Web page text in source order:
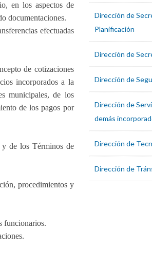
en los aspectos de
documentaciones.
efectuadas
de cotizaciones
incorporados a la
municipales, de los
de los pagos por
de los Términos de
procedimientos y
funcionarios.
Dirección de
Planificación
Dirección de
Dirección de
Dirección de
demás
Dirección de
Dirección de